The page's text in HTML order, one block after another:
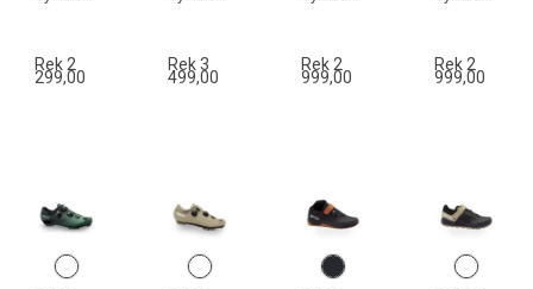
Rek 2
299,00
Rek 3
499,00
Rek 2
999,00
Rek 2
999,00